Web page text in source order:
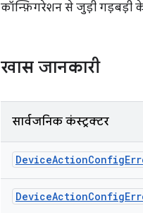
कॉन्फ़िगरेशन से जुड़ी गड़बड़ी
खास जानकारी
सार्वजनिक कंस्ट्रक्टर
DeviceActionConfig
DeviceActionConfig